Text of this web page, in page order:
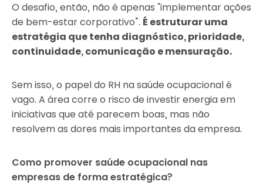
O desafio, então, não é apenas “implementar ações
de bem-estar corporativo”. É estruturar uma
estratégia que tenha diagnóstico, prioridade,
continuidade, comunicação e mensuração.
Sem isso, o papel do RH na saúde ocupacional é
vago. A área corre o risco de investir energia em
iniciativas que até parecem boas, mas não
resolvem as dores mais importantes da empresa.
Como promover saúde ocupacional nas
empresas de forma estratégica?